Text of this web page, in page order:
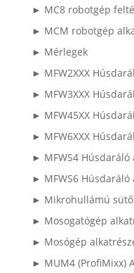
► MC8 robotgép
► MCM robotgép
► Mérlegek
► MFW2XXX
► MFW3XXX
► MFW45XX
► MFW6XXX
► MFWS4 Húsdaráló
► MFWS6 Húsdaráló
► Mikrohullámú sütő
► Mosogatógép
► Mosógép
► MUM4 (ProfiMixx)